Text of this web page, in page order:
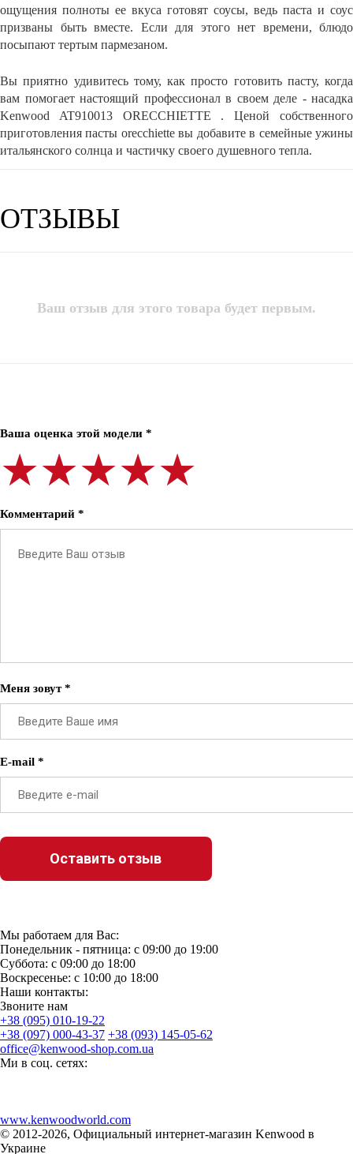
ощущения полноты ее вкуса готовят соусы, ведь паста и соус
призваны быть вместе. Если для этого нет времени, блюдо
посыпают тертым пармезаном.
Вы приятно удивитесь тому, как просто готовить пасту, когда
вам помогает настоящий профессионал в своем деле - насадка
Kenwood AT910013 ORECCHIETTE . Ценой собственного
приготовления пасты orecchiette вы добавите в семейные ужины
итальянского солнца и частичку своего душевного тепла.
ОТЗЫВЫ
Ваш отзыв для этого товара будет первым.
Ваша оценка этой модели *
★★★★★
★★★★★
★★★★★
Комментарий *
Меня зовут *
E-mail *
Мы работаем для Вас:
Понедельник - пятница: с 09:00 до 19:00
Суббота: с 09:00 до 18:00
Воскресенье: с 10:00 до 18:00
Наши контакты:
Звоните нам
+38 (095) 010-19-22
+38 (097) 000-43-37 +38 (093) 145-05-62
office@kenwood-shop.com.ua
Ми в соц. сетях:
www.kenwoodworld.com
© 2012-2026, Официальный интернет-магазин Kenwood в
Украине